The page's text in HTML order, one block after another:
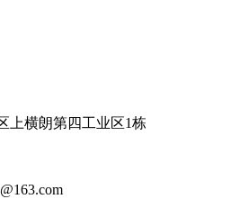
上横朗第四工业区1栋